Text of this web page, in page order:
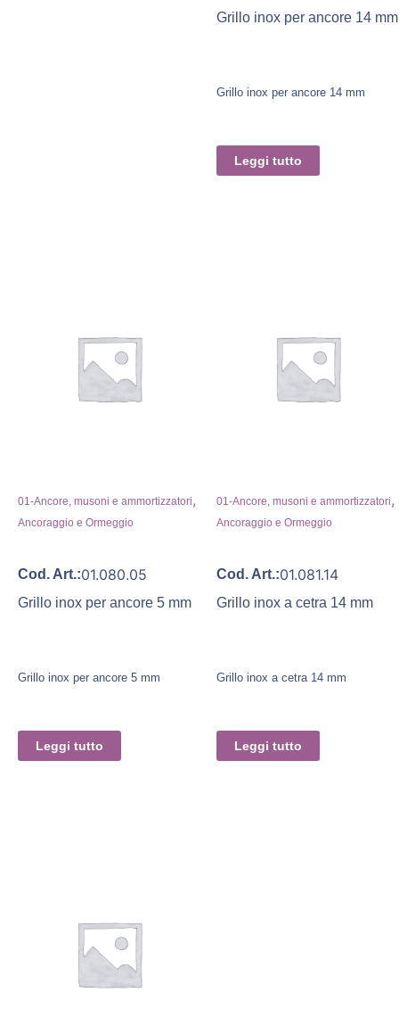
Grillo inox per ancore 14 mm
Grillo inox per ancore 14 mm
Leggi tutto
01-Ancore, musoni e ammortizzatori,
Ancoraggio e Ormeggio
Cod. Art.:01.080.05
Grillo inox per ancore 5 mm
Grillo inox per ancore 5 mm
Leggi tutto
01-Ancore, musoni e ammortizzatori,
Ancoraggio e Ormeggio
Cod. Art.:01.081.14
Grillo inox a cetra 14 mm
Grillo inox a cetra 14 mm
Leggi tutto